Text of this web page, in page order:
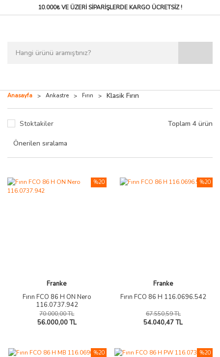
10.000₺ VE ÜZERİ SİPARİŞLERDEKARGO ÜCRETSİZ !
Anasayfa Ankastre Fırın Klasik Fırın
Stoktakiler Toplam 4 ürün
Franke
Fırın FCO 86 H ON Nero
116.0737.942
70.000,00 TL
56.000,00 TL
%20
Franke
Fırın FCO 86 H 116.0696.542
67.550,59 TL
54.040,47 TL
%20
%20 %20